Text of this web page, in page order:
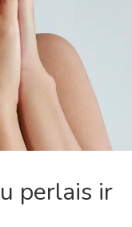
perlais ir